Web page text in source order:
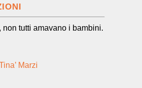
non tutti amavano i bambini.
Marzi